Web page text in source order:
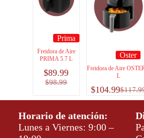
Prima
Freidora de Aire
PRIMA 5.7 L
$98.99
$89.99
Oster
Freidora de Aire
L
$
$104.99
Horario de atención:
Lunes a Viernes: 9:00 –